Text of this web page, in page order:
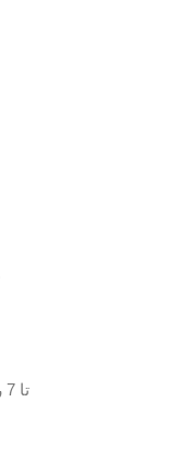
تا 7 روز ضمانت بازگشت وجه